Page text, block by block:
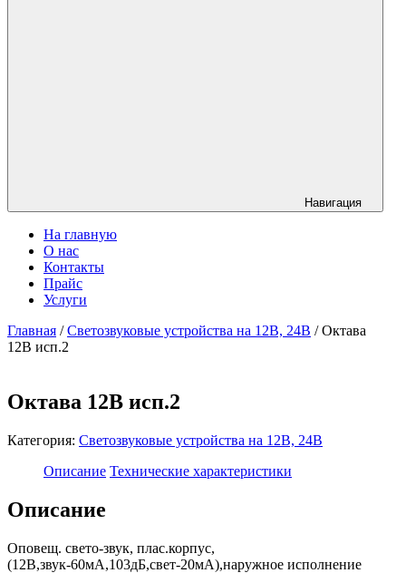
Навигация
На главную
О нас
Контакты
Прайс
Услуги
Главная /Светозвуковые устройства на 12В, 24В / Октава
12В исп.2
Октава 12В исп.2
Категория: Светозвуковые устройства на 12В, 24В
Описание Технические характеристики
Описание
Оповещ. свето-звук, плас.корпус,
(12В,звук-60мА,103дБ,свет-20мА),наружное исполнение